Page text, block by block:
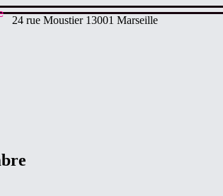
24 rue Moustier 13001 Marseille